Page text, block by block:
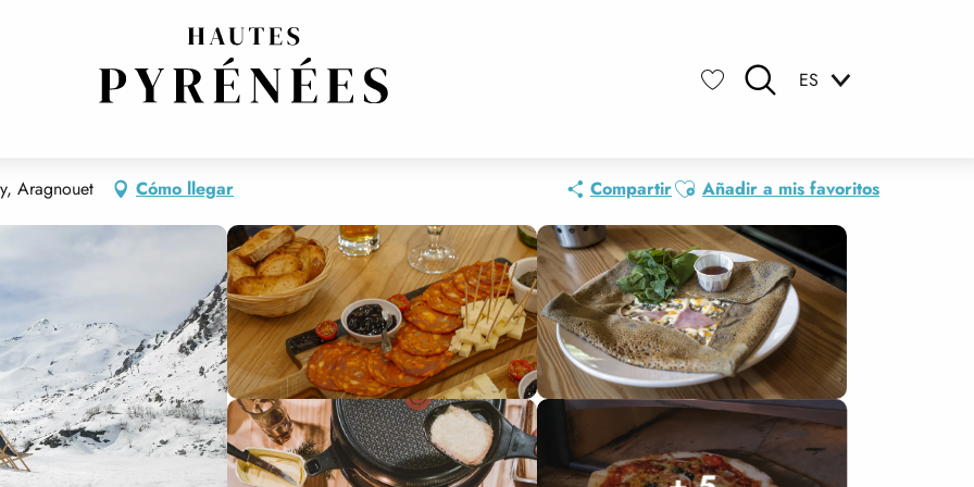
ES
Aragnouet Cómo llegar CompartirAjouter aux favoris
Añadir a mis favoritos